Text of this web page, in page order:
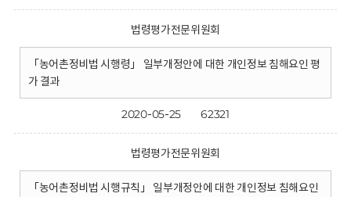
법령평가전문위원회
「농어촌정비법 시행령」 일부개정안에 대한 개인정보 침해요인 평
가 결과
2020-05-25 62321
법령평가전문위원회
「농어촌정비법 시행규칙」 일부개정안에 대한 개인정보 침해요인